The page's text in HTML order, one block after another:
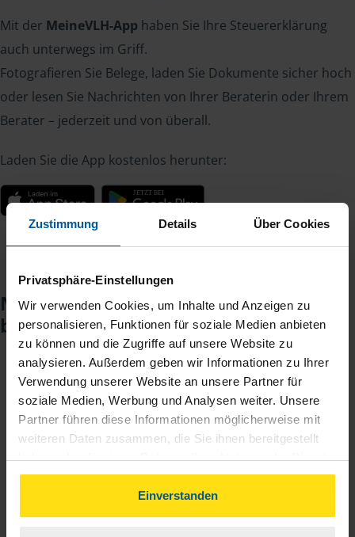
Zustimmung Details Über Cookies
Privatsphäre-Einstellungen
Wir verwenden Cookies, um Inhalte und Anzeigen zu
personalisieren, Funktionen für soziale Medien anbieten
zu können und die Zugriffe auf unsere Website zu
analysieren. Außerdem geben wir Informationen zu Ihrer
Verwendung unserer Website an unsere Partner für
soziale Medien, Werbung und Analysen weiter. Unsere
Partner führen diese Informationen möglicherweise mit
weiteren Daten zusammen, die Sie ihnen bereitgestellt
haben oder die sie im Rahmen Ihrer Nutzung der Dienste
gesammelt haben. Indem Sie auf Einverstanden klicken,
können Sie der Verwendung von Cookies, gemäß
unserer➔ Datenschutzrichtliniezustimmen.
Einverstanden
Mit der MeineVLH-App haben Sie Ihre Steuererklärung
auch unterwegs im Griff.
Fotografieren Sie Belege, laden Sie Dokumente sicher hoch
oder lesen Sie Nachrichten von Ihrer Beraterin oder Ihrem
Berater – jederzeit und von überall.
Laden Sie die App kostenlos herunter:
Noch keinen Zugang? So einfach
beantragen Sie ihn.
1
Sie teilen mir mit, dass Sie MeineVLH nutzen
wollen.
2 Sie bekommen eine E-Mail mit Ihren Zugangsdaten
und einem Aktivierungslink.
3 Sie erhalten von mir Ihr Einmal-Passwort.